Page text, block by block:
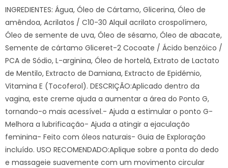
INGREDIENTES: Água, Óleo de Cártamo, Glicerina, Óleo de
amêndoa, Acrilatos / C10-30 Alquil acrilato crospolímero,
Óleo de semente de uva, Óleo de sésamo, Óleo de abacate,
Semente de cártamo Gliceret-2 Cocoate / Ácido benzóico /
PCA de Sódio, L-arginina, Óleo de hortelã, Extrato de Lactato
de Mentilo, Extracto de Damiana, Extracto de Epidémio,
Vitamina E (Tocoferol). DESCRIÇÃO:Aplicado dentro da
vagina, este creme ajuda a aumentar a área do Ponto G,
tornando-o mais acessível.- Ajuda a estimular o ponto G-
Melhora a lubrificação- Ajuda a atingir a ejaculação
feminina- Feito com óleos naturais- Guia de Exploração
incluído. USO RECOMENDADO:Aplique sobre a ponta do dedo
e massageie suavemente com um movimento circular